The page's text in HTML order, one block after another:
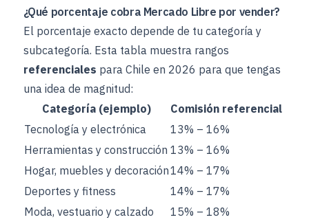
¿Qué porcentaje cobra Mercado Libre por vender?
El porcentaje exacto depende de tu categoría y
subcategoría. Esta tabla muestra rangos
referenciales para Chile en 2026 para que tengas
una idea de magnitud:
Categoría (ejemplo)
Comisión referencial
Tecnología y electrónica
13% – 16%
Herramientas y construcción 13% – 16%
Hogar, muebles y decoración14% – 17%
Deportes y fitness
14% – 17%
Moda, vestuario y calzado
15% – 18%